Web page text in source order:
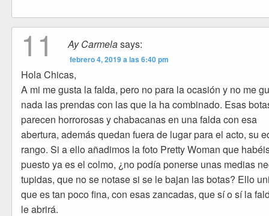
11 Ay Carmelasays:
febrero 4, 2019 a las 6:40 pm
Hola Chicas,
A mi me gusta la falda, pero no para la ocasión y no me
nada las prendas con las que la ha combinado. Esas
parecen horrorosas y chabacanas en una falda con esa
abertura, además quedan fuera de lugar para el acto, su
rango. Si a ello añadimos la foto Pretty Woman que
puesto ya es el colmo, ¿no podía ponerse unas medias
tupidas, que no se notase si se le bajan las botas? Ello
que es tan poco fina, con esas zancadas, que sí o sí la
le abrirá.